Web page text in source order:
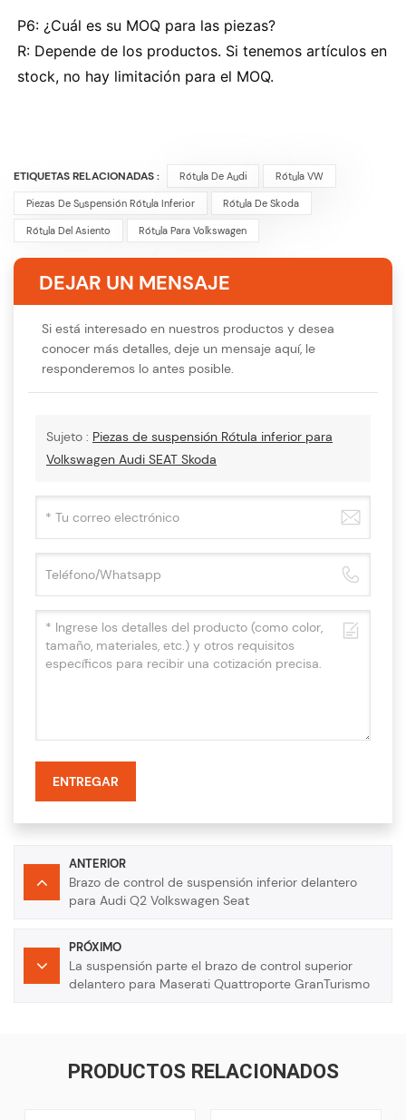
P6: ¿Cuál es su MOQ para las piezas?
R: Depende de los productos. Si tenemos artículos en
stock, no hay limitación para el MOQ.
ETIQUETAS RELACIONADAS : Rótula De Audi Rótula VW
Piezas De Suspensión Rótula Inferior Rótula De Skoda
Rótula Del Asiento Rótula Para Volkswagen
DEJAR UN MENSAJE
Si está interesado en nuestros productos y desea
conocer más detalles, deje un mensaje aquí, le
responderemos lo antes posible.
Sujeto : Piezas de suspensión Rótula inferior para
Volkswagen Audi SEAT Skoda
ENTREGAR
ANTERIOR
Brazo de control de suspensión inferior delantero
para Audi Q2 Volkswagen Seat
PRÓXIMO
La suspensión parte el brazo de control superior
delantero para Maserati Quattroporte GranTurismo
PRODUCTOS RELACIONADOS